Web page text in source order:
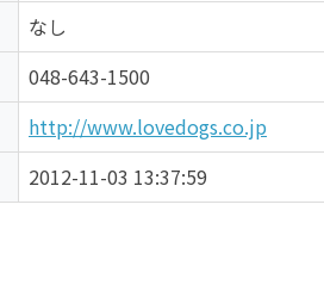
なし
048-643-1500
http://www.lovedogs.co.jp
2012-11-03 13:37:59